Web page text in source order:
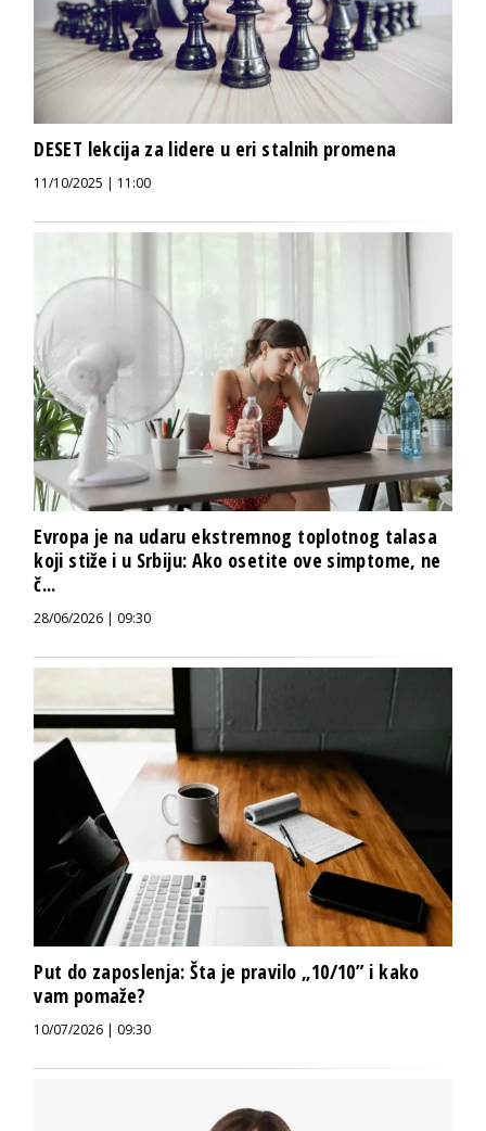
DESET lekcija za lidere u eri stalnih promena
11/10/2025 | 11:00
Evropa je na udaru ekstremnog toplotnog talasa
koji stiže i u Srbiju: Ako osetite ove simptome, ne
č...
28/06/2026 | 09:30
Put do zaposlenja: Šta je pravilo „10/10” i kako
vam pomaže?
10/07/2026 | 09:30